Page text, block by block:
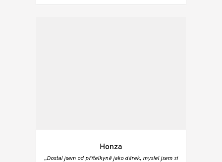
Honza
„Dostal jsem od přítelkyně jako dárek, myslel jsem si